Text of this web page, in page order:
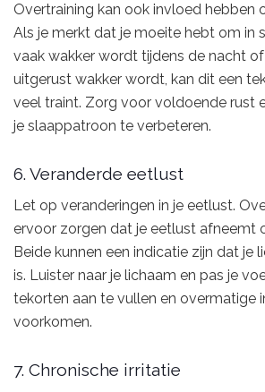
Overtraining kan ook invloed hebben
Als je merkt dat je moeite hebt om in
vaak wakker wordt tijdens de nacht
uitgerust wakker wordt, kan dit een
veel traint. Zorg voor voldoende rust
je slaappatroon te verbeteren.
6. Veranderde eetlust
Let op veranderingen in je eetlust.
ervoor zorgen dat je eetlust afneemt
Beide kunnen een indicatie zijn dat je
is. Luister naar je lichaam en pas je
tekorten aan te vullen en overmatige
voorkomen.
7. Chronische irritatie